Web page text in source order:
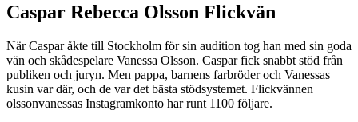
Caspar Rebecca Olsson Flickvän
När Caspar åkte till Stockholm för sin audition tog han med sin goda
vän och skådespelare Vanessa Olsson. Caspar fick snabbt stöd från
publiken och juryn. Men pappa, barnens farbröder och Vanessas
kusin var där, och de var det bästa stödsystemet. Flickvännen
olssonvanessas Instagramkonto har runt 1100 följare.